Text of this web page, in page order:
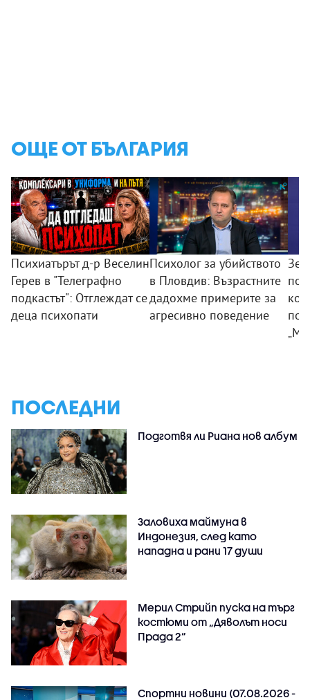
ОЩЕ ОТ БЪЛГАРИЯ
Психиатърът д-р Веселин
Герев в "Телеграфно
подкастът": Отглеждат се
деца психопати
Психолог за убийството
в Пловдив: Възрастните
дадохме примерите за
агресивно поведение
ПОСЛЕДНИ
Подготвя ли Риана нов албум
Заловиха маймуна в
Индонезия, след като
нападна и рани 17 души
Мерил Стрийп пуска на търг
костюми от „Дяволът носи
Прада 2“
Спортни новини (07.08.2026 -